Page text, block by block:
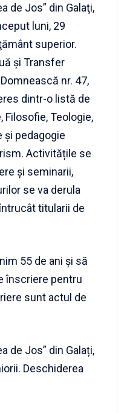
de Jos” din Galaţi,
luni, 29
superior.
și Transfer
nr. 47,
dintr-o listă de
Teologie,
și pedagogie
Activitățile se
și seminarii,
se va derula
titularii de
55 de ani și să
înscriere pentru
sunt actul de
de Jos” din Galați,
Deschiderea